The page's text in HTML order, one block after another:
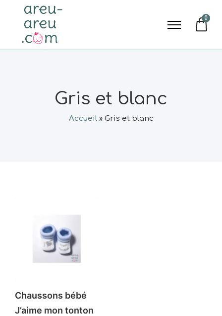
0
Gris et blanc
Accueil» Gris et blanc
Chaussons bébé
J’aime mon tonton